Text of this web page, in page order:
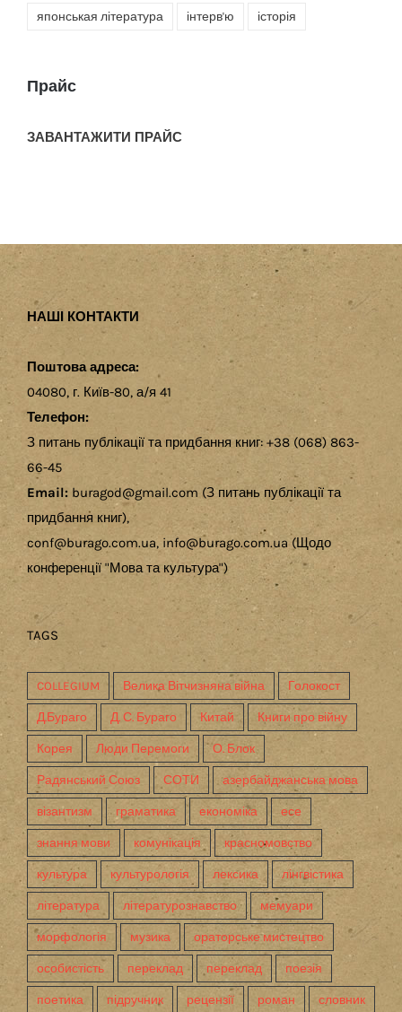
японськая література інтерв'ю історія
Прайс
ЗАВАНТАЖИТИ ПРАЙС
НАШІ КОНТАКТИ
Поштова адреса:
04080, г. Київ-80, а/я 41
Телефон:
З питань публікації та придбання книг: +38 (068) 863-
66-45
Email: buragod@gmail.com (З питань публікації та
придбання книг),
conf@burago.com.ua, info@burago.com.ua (Щодо
конференції "Мова та культура")
TAGS
COLLEGIUM Велика Вітчизняна війна Голокост
Д.Бураго Д. С. Бураго Китай Книги про війну
Корея Люди Перемоги О. Блок
Радянський Союз СОТИ азербайджанська мова
візантизм граматика економіка есе
знання мови комунікація красномовство
культура культурологія лексика лінгвістика
література літературознавство мемуари
морфологія музика ораторське мистецтво
особистість переклад переклад поезія
поетика підручник рецензії роман словник